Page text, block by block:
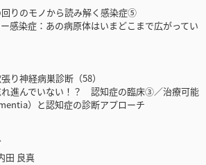
りのモノから読み解く感染症⑤
感染症：あの病原体はいまどこまで広がってい
神経病巣診断（58）
進んでいない！？ 認知症の臨床③／治療可能
）と認知症の診断アプローチ
田 良真